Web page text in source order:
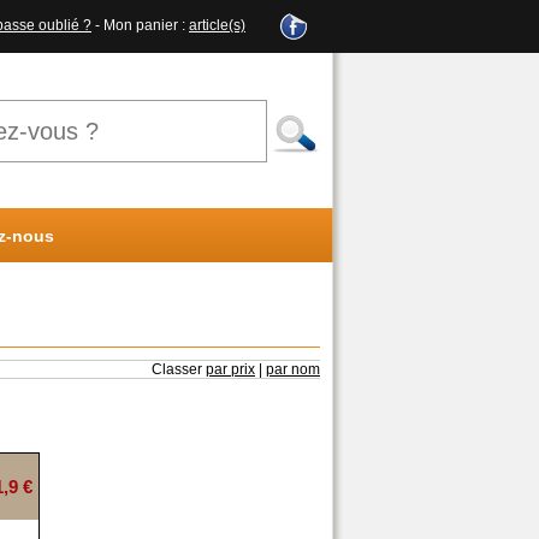
oublié ? - Mon panier : article(s)
nous
Classer par prix par nom
€